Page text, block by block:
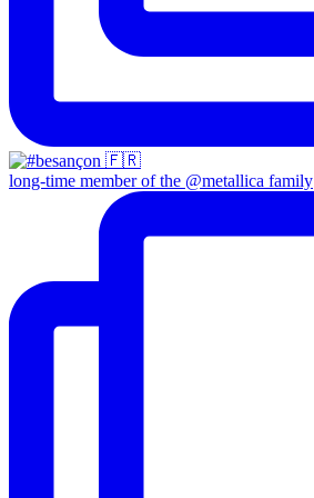
long-time member of the @metallica family